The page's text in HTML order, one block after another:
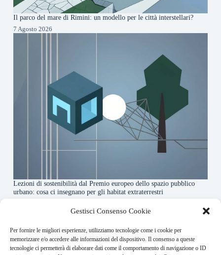
Gestisci Consenso Cookie
Per fornire le migliori esperienze, utilizziamo tecnologie come i cookie per
memorizzare e/o accedere alle informazioni del dispositivo. Il consenso a queste
tecnologie ci permetterà di elaborare dati come il comportamento di navigazione o ID
Il parco del mare di Rimini: un modello per le città interstellari?
7 Agosto 2026
Lezioni di sostenibilità dal Premio europeo dello spazio pubblico
urbano: cosa ci insegnano per gli habitat extraterrestri
About this website
Orbitare ogni giorno trova per te le notizie più rilevanti in